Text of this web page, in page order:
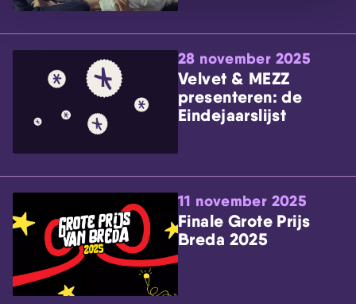
28 november 2025
Velvet & MEZZ
presenteren: de
Eindejaarslijst
11 november 2025
Finale Grote Prijs
Breda 2025